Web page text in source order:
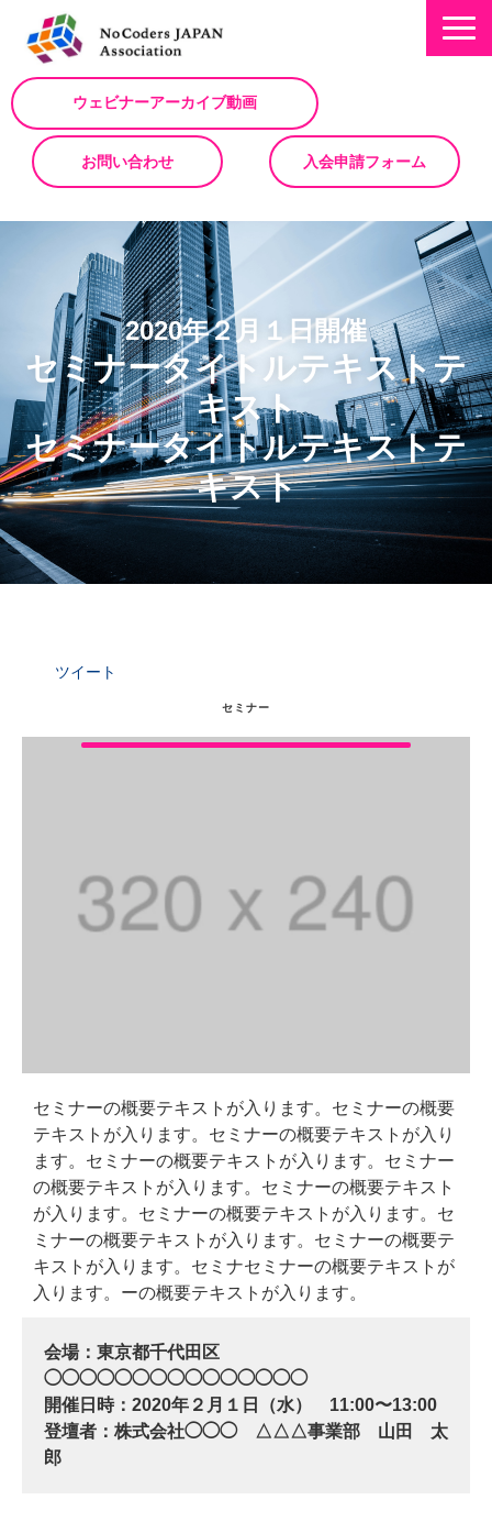
ウェビナーアーカイブ動画
お問い合わせ 入会申請フォーム
ミッション
お知らせ/NEWS
NoCodeサミット
イベント一覧
入会について
No Code サービスを動画で紹介
ノーコードコラム
2020年２月１日開催
セミナータイトルテキストテ
キスト
セミナータイトルテキストテ
キスト
ツイート
セミナー
セミナーの概要テキストが入ります。セミナーの概要
テキストが入ります。セミナーの概要テキストが入り
ます。セミナーの概要テキストが入ります。セミナー
の概要テキストが入ります。セミナーの概要テキスト
が入ります。セミナーの概要テキストが入ります。セ
ミナーの概要テキストが入ります。セミナーの概要テ
キストが入ります。セミナセミナーの概要テキストが
入ります。ーの概要テキストが入ります。
会場：東京都千代田区
◯◯◯◯◯◯◯◯◯◯◯◯◯◯◯
開催日時：2020年２月１日（水） 11:00〜13:00
登壇者：株式会社◯◯◯ △△△事業部 山田 太
郎